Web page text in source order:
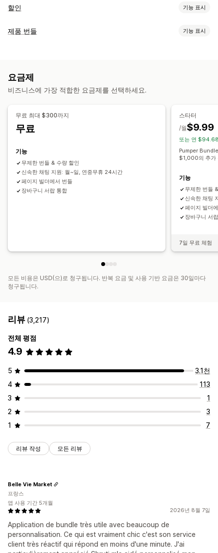
할인 기능 표시
할인 유형
할인 관리
제품 번들 기능 표시
디지털 상품
원 플러스 원
요금제
비즈니스에 가장 적합한 요금제를 선택하세요.
무료 최대 $300까지
무료
기능
무제한 번들 & 수량 할인
신속한 채팅 지원: 월~일, 연중무휴 24시간
페이지 빌더에서 번들
장바구니 서랍 통합
스타터
$9.99
/월
또는 연
Pumper
$1,000의 추가
기능
무제한 번들
신속한 채팅
페이지 빌더
장바구니 서
7일 무료 체험
모든 비용은 USD(으)로 청구됩니다. 반복 요금 및 사용 기반 요금은 30일마다
청구됩니다.
리뷰 (3,217)
전체 평점
4.9
5
3.1천
4
113
3
1
2
3
1
7
리뷰 작성 모든 리뷰
2026년 8월 7일
Application de bundle très utile avec beaucoup de
personnalisation. Ce qui est vraiment chic c'est son service
client très réactif qui répond en moins d'une minute. J'ai
Belle Vie Market
프랑스
앱 사용 기간 5개월